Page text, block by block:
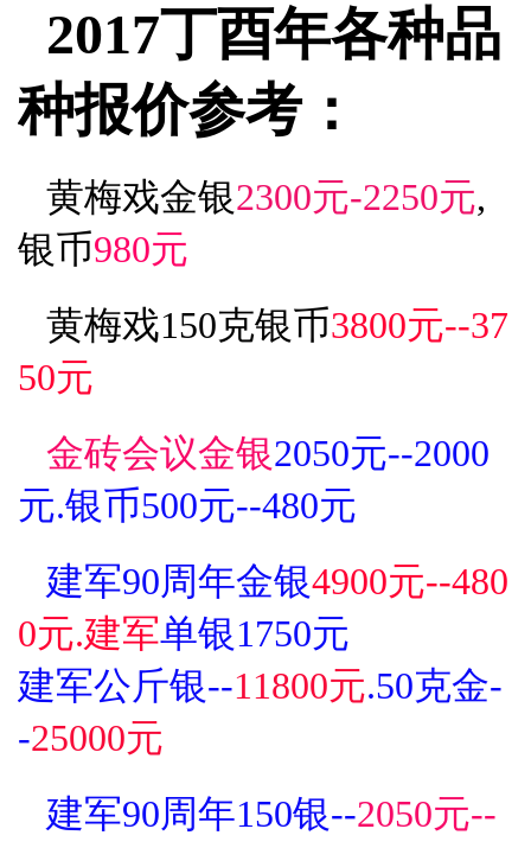
2017丁酉年各种品
种报价参考：
黄梅戏金银2300元-2250元,
银币980元
黄梅戏150克银币3800元--37
50元
金砖会议金银2050元--2000
元.银币500元--480元
建军90周年金银4900元--480
0元.建军单银1750元
建军公斤银--11800元.50克金-
-25000元
建军90周年150银--2050元--